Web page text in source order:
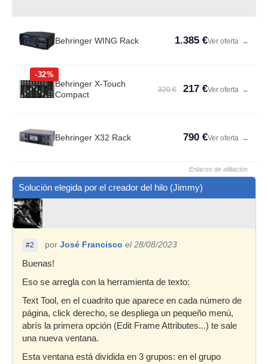
Behringer WING Rack 1.385 €Ver oferta →
-32%
Behringer X-Touch
Compact
320 € 217 €Ver oferta →
Behringer X32 Rack 790 €Ver oferta →
Enlaces de afiliación
Solución elegida por el creador del hilo (Jimmy)
#2 por José Francisco el 28/08/2023
Buenas!
Eso se arregla con la herramienta de texto:
Text Tool, en el cuadrito que aparece en cada número de
página, click derecho, se despliega un pequeño menú,
abrís la primera opción (Edit Frame Attributes...) te sale
una nueva ventana.
Esta ventana está dividida en 3 grupos: en el grupo